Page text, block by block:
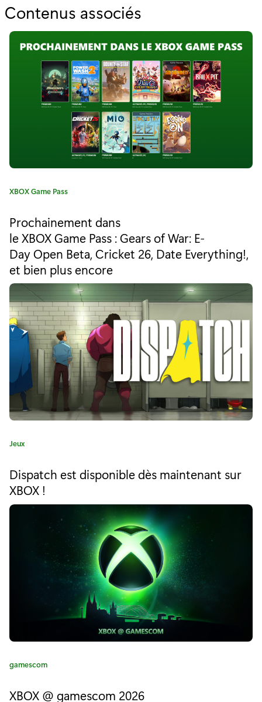
Contenus associés
o
u
r
"
M
i
n
a
f
t
L
e
g
e
n
d
s
d
é
s
o
r
m
a
s
C
é
g
o
i
e
:
XBOX Game Pass
Prochainement dans
le XBOX Game Pass : Gears of War: E-
Day Open Beta, Cricket 26, Date Everything!,
et bien plus encore
C
t
é
g
o
Jeux
Dispatch est disponible dès maintenant sur
XBOX !
C
gamescom
XBOX @ gamescom 2026